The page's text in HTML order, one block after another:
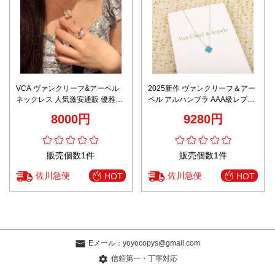
VCA ヴァンクリーフ&アーペル
ネックレス 人気激安通販 優雅レ
8000円
販売個数1件
佐川急便 HOT
2025新作 ヴァンクリーフ＆アー
ペル アルハンブラ AAA級レプリ
ックレス 数量限定入荷
9280円
販売個数1件
佐川急便 HOT
Eメール： yoyocopys@gmail.com
信頼第一・丁寧対応